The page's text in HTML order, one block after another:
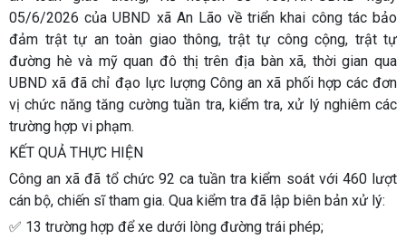
05/6/2026 của UBND xã An Lão về triển khai công tác bảo
đảm trật tự an toàn giao thông, trật tự công cộng, trật tự
đường hè và mỹ quan đô thị trên địa bàn xã, thời gian qua
UBND xã đã chỉ đạo lực lượng Công an xã phối hợp các đơn
vị chức năng tăng cường tuần tra, kiểm tra, xử lý nghiêm các
trường hợp vi phạm.
KẾT QUẢ THỰC HIỆN
Công an xã đã tổ chức 92 ca tuần tra kiểm soát với 460 lượt
cán bộ, chiến sĩ tham gia. Qua kiểm tra đã lập biên bản xử lý:
✅ 13 trường hợp để xe dưới lòng đường trái phép;